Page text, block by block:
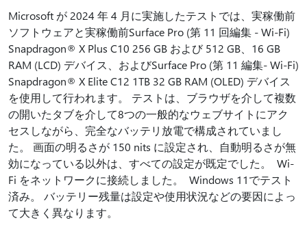
Microsoft が 2024 年 4 月に実施したテストでは、実稼働前
ソフトウェアと実稼働前Surface Pro (第 11 回編集 - Wi-Fi)
Snapdragon® X Plus C10 256 GB および 512 GB、16 GB
RAM (LCD) デバイス、およびSurface Pro (第 11 編集- Wi-Fi)
Snapdragon® X Elite C12 1TB 32 GB RAM (OLED) デバイス
を使用して行われます。 テストは、ブラウザを介して複数
の開いたタブを介して8つの一般的なウェブサイトにアク
セスしながら、完全なバッテリ放電で構成されていまし
た。 画面の明るさが 150 nits に設定され、自動明るさが無
効になっている以外は、すべての設定が既定でした。 Wi-
Fi をネットワークに接続しました。 Windows 11でテスト
済み。 バッテリー残量は設定や使用状況などの要因によっ
て大きく異なります。